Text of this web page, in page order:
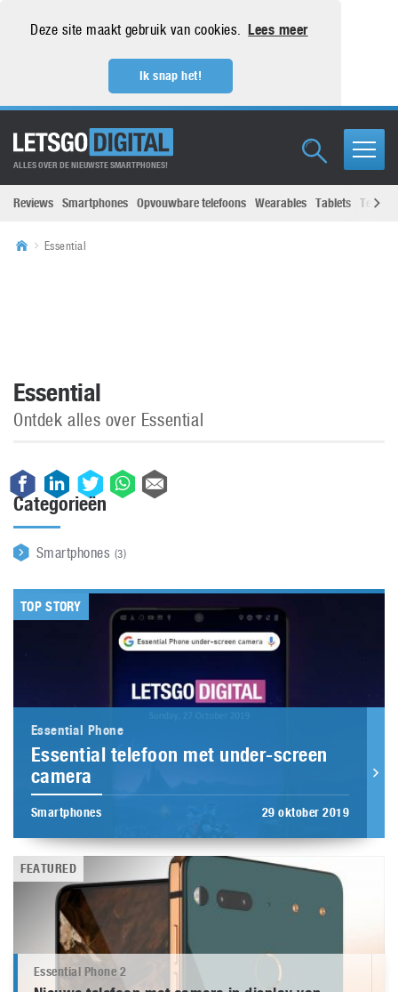
Deze site maakt gebruik van cookies. Lees meer
Ik snap het!
ALLES OVER DE NIEUWSTE SMARTPHONES!
Reviews Smartphones Opvouwbare telefoons Wearables Tablets
Essential
Essential
Ontdek alles over Essential
Categorieën
Smartphones (3)
TOP STORY
Essential Phone
Essential telefoon met under-screen
camera
Smartphones 29 oktober 2019
FEATURED
Essential Phone 2